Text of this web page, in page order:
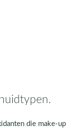
die make-up